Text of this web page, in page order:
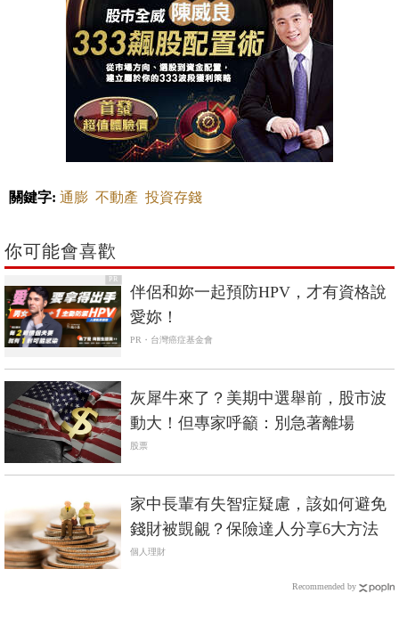
關鍵字: 通膨 不動產 投資存錢
你可能會喜歡
PR
伴侶和妳一起預防HPV，才有資格說
愛妳！
PR・台灣癌症基金會
灰犀牛來了？美期中選舉前，股市波
動大！但專家呼籲：別急著離場
股票
家中長輩有失智症疑慮，該如何避免
錢財被覬覦？保險達人分享6大方法
個人理財
Recommended by